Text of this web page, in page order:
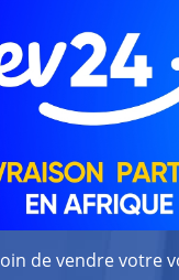
de vendre votre